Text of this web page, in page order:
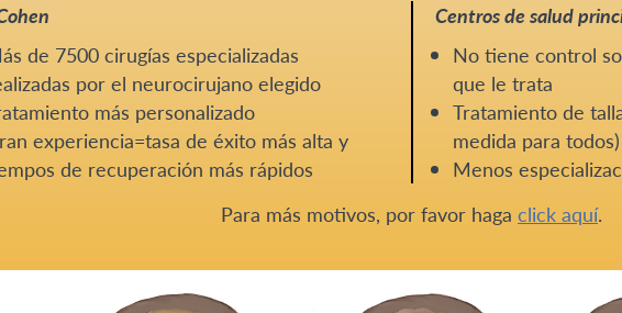
de 7500 cirugías especializadas
por el neurocirujano elegido
más personalizado
experiencia=tasa de éxito más alta y
de recuperación más rápidos
Centros de salud
No tiene control
que le trata
Tratamiento de
medida para todos)
Menos
Para más motivos, por favor haga click aquí.